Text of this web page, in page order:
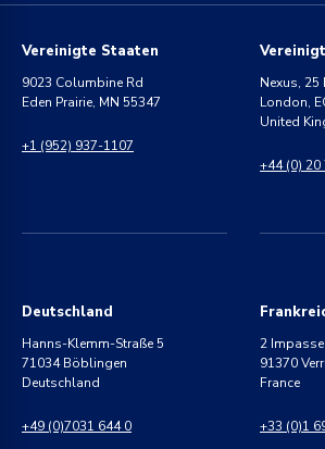
Vereinigte Staaten
9023 Columbine Rd
Eden Prairie, MN 55347
+1 (952) 937-1107
Nexus, 25
London,
United
+44 (0)
Deutschland
Hanns-Klemm-Straße 5
71034 Böblingen
Deutschland
+49 (0)7031 644 0
2
91370
France
+33 (0)1